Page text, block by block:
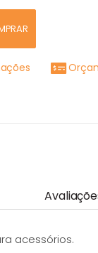
acessórios.